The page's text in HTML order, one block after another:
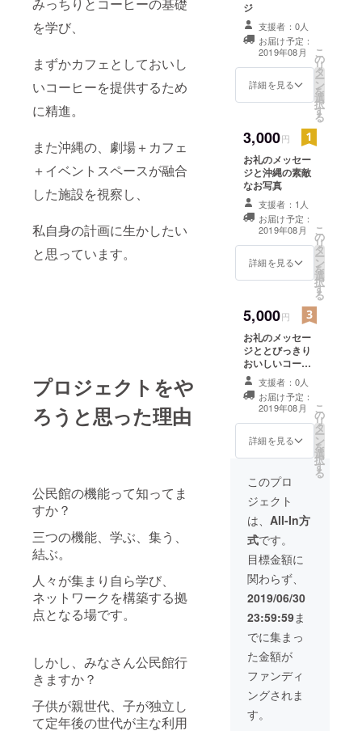
を学び、
まずかカフェとしておいし
いコーヒーを提供するため
に精進。
また沖縄の、劇場＋カフェ
＋イベントスペースが融合
した施設を視察し、
私自身の計画に生かしたい
と思っています。
プロジェクトをや
ろうと思った理由
公民館の機能って知ってま
すか？
三つの機能、学ぶ、集う、
結ぶ。
人々が集まり自ら学び、
ネットワークを構築する拠
点となる場です。
しかし、みなさん公民館行
きますか？
子供が親世代、子が独立し
て定年後の世代が主な利用
ジ
支援者：0人
お届け予定：
2019年08月
詳細を見る
こ
の
リ
タ
ー
ン
を
選
択
す
る
3,000円
お礼のメッセー
ジと沖縄の素敵
なお写真
支援者：1人
お届け予定：
2019年08月
詳細を見る
こ
の
リ
タ
ー
ン
を
選
択
す
る
5,000円
お礼のメッセー
ジととびっきり
おいしいコー
ヒーの淹れ方マ
ニュアル
支援者：0人
お届け予定：
2019年08月
詳細を見る
こ
の
リ
タ
ー
ン
を
選
択
す
る
このプロ
ジェクト
は、 All-In方
式です。
目標金額に
関わらず、
2019/06/30
23:59:59ま
でに集まっ
た金額が
ファンディ
ングされま
す。